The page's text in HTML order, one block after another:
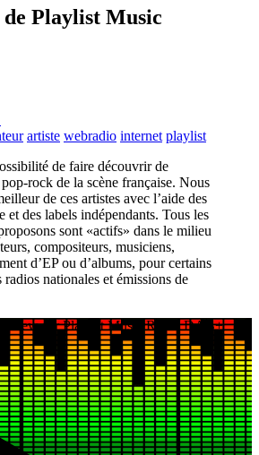
Playlist Music
artiste webradio internet playlist
de faire découvrir de
rock de la scène française. Nous
de ces artistes avec l’aide des
et des labels indépendants. Tous les
sont «actifs» dans le milieu
compositeurs, musiciens,
d’EP ou d’albums, pour certains
radios nationales et émissions de
sur Playlist Music Radio DAB+